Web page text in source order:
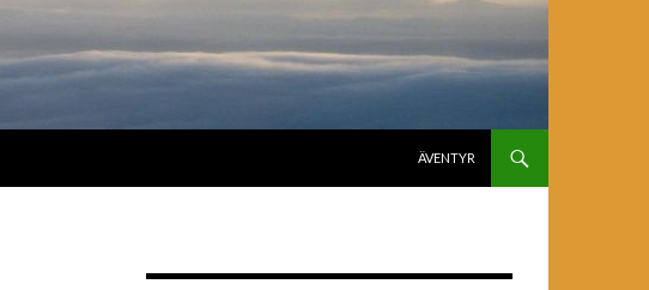
ÄVENTYR